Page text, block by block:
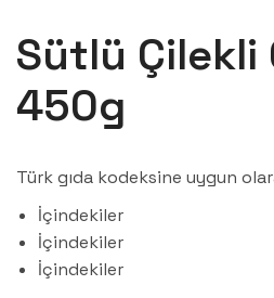
Sütlü Çilekli
450g
Türk gıda kodeksine uygun
İçindekiler
İçindekiler
İçindekiler